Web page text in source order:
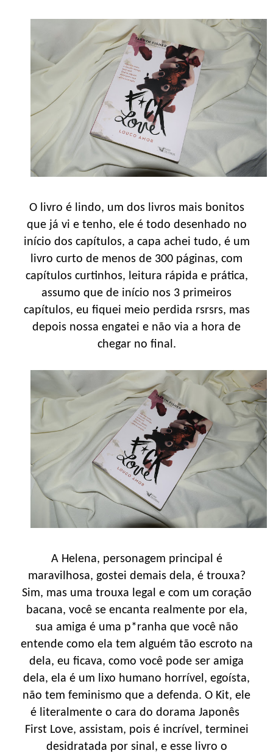
O livro é lindo, um dos livros mais bonitos
que já vi e tenho, ele é todo desenhado no
início dos capítulos, a capa achei tudo, é um
livro curto de menos de 300 páginas, com
capítulos curtinhos, leitura rápida e prática,
assumo que de início nos 3 primeiros
capítulos, eu fiquei meio perdida rsrsrs, mas
depois nossa engatei e não via a hora de
chegar no final.
A Helena, personagem principal é
maravilhosa, gostei demais dela, é trouxa?
Sim, mas uma trouxa legal e com um coração
bacana, você se encanta realmente por ela,
sua amiga é uma p*ranha que você não
entende como ela tem alguém tão escroto na
dela, eu ficava, como você pode ser amiga
dela, ela é um lixo humano horrível, egoísta,
não tem feminismo que a defenda. O Kit, ele
é literalmente o cara do dorama Japonês
First Love, assistam, pois é incrível, terminei
desidratada por sinal, e esse livro o